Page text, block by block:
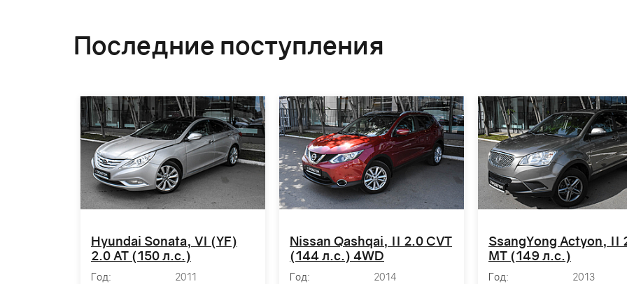
Последние поступления
Hyundai Sonata, VI (YF)
2.0 AT (150 л.с.)
Год:
2011
Nissan Qashqai, II 2.0 CVT
(144 л.с.) 4WD
Год:
2014
SsangYong Actyon, II
MT (149 л.с.)
Год:
2013